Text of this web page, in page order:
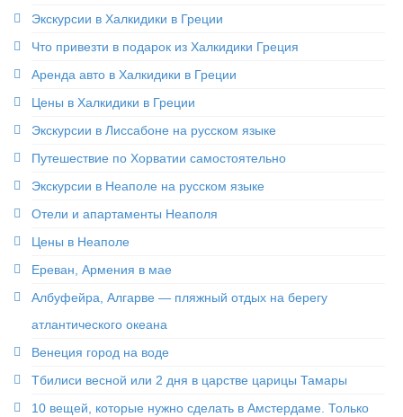
Экскурсии в Халкидики в Греции
Что привезти в подарок из Халкидики Греция
Аренда авто в Халкидики в Греции
Цены в Халкидики в Греции
Экскурсии в Лиссабоне на русском языке
Путешествие по Хорватии самостоятельно
Экскурсии в Неаполе на русском языке
Отели и апартаменты Неаполя
Цены в Неаполе
Ереван, Армения в мае
Албуфейра, Алгарве — пляжный отдых на берегу
атлантического океана
Венеция город на воде
Тбилиси весной или 2 дня в царстве царицы Тамары
10 вещей, которые нужно сделать в Амстердаме. Только